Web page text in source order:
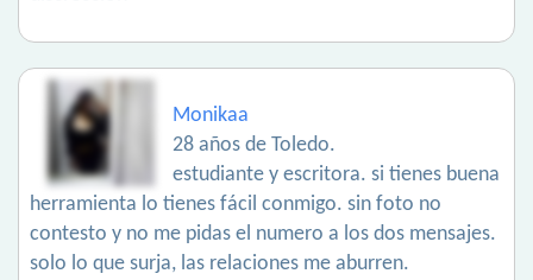
Monikaa
28 años de Toledo.
estudiante y escritora. si tienes buena
herramienta lo tienes fácil conmigo. sin foto no
contesto y no me pidas el numero a los dos mensajes.
solo lo que surja, las relaciones me aburren.